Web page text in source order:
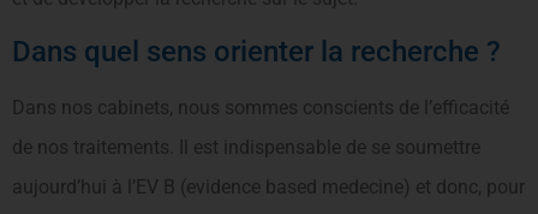
Dans quel sens orienter la recherche ?
Dans nos cabinets, nous sommes conscients de l’efficacité
de nos traitements. Il est indispensable de se soumettre
aujourd’hui à l’EV B (evidence based medecine) et donc, pour